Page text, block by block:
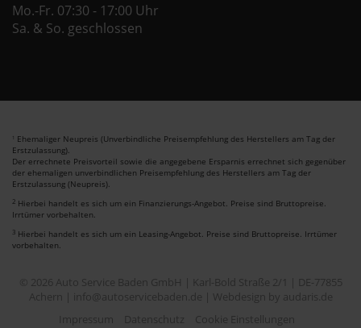
Mo.-Fr. 07:30 - 17:00 Uhr
Sa. & So. geschlossen
1 Ehemaliger Neupreis (Unverbindliche Preisempfehlung des Herstellers am Tag der
Erstzulassung).
Der errechnete Preisvorteil sowie die angegebene Ersparnis errechnet sich gegenüber
der ehemaligen unverbindlichen Preisempfehlung des Herstellers am Tag der
Erstzulassung (Neupreis).
2 Hierbei handelt es sich um ein Finanzierungs-Angebot. Preise sind Bruttopreise.
Irrtümer vorbehalten.
3 Hierbei handelt es sich um ein Leasing-Angebot. Preise sind Bruttopreise. Irrtümer
vorbehalten.
© 2026 Auto Service Baden GmbH | Karl-Bold Straße 2/1 | DE-77855
Achern | info@autoservicebaden.de | Webdesign by audaris.de
Impressum
Datenschutz Cookie Einstellungen